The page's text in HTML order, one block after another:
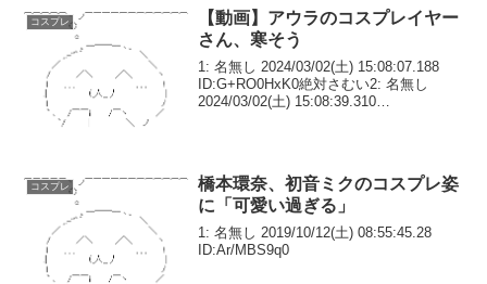
コスプレ
【動画】アウラのコスプレイヤー
さん、寒そう
1: 名無し 2024/03/02(土) 15:08:07.188
ID:G+RO0HxK0絶対さむい2: 名無し
2024/03/02(土) 15:08:39.310
コスプレ
橋本環奈、初音ミクのコスプレ姿
に「可愛い過ぎる」
1: 名無し 2019/10/12(土) 08:55:45.28
ID:Ar/MBS9q0